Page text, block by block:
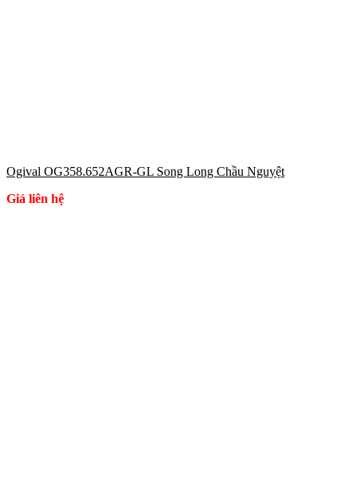
Ogival OG358.652AGR-GL Song Long Chầu Nguyệt
Giá liên hệ